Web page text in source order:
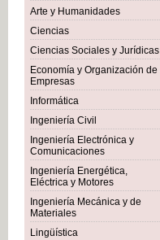
Arte y Humanidades
Ciencias
Ciencias Sociales y Jurídicas
Economía y Organización de
Empresas
Informática
Ingeniería Civil
Ingeniería Electrónica y
Comunicaciones
Ingeniería Energética,
Eléctrica y Motores
Ingeniería Mecánica y de
Materiales
Lingüística